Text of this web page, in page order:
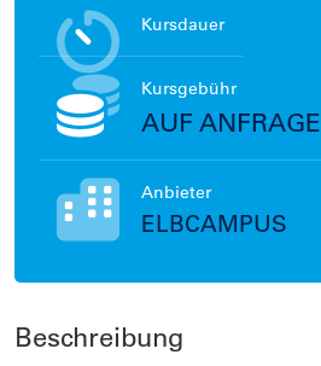
Kursdauer
Kursgebühr
AUF ANFRAGE
Anbieter
ELBCAMPUS
Beschreibung